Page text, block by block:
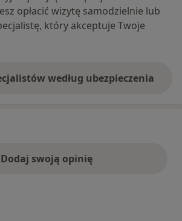
opłacić wizytę samodzielnie lub
który akceptuje Twoje
według ubezpieczenia
Dodaj swoją opinię